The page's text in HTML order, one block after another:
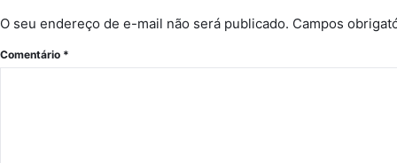
O seu endereço de e-mail não será publicado. Campos
Comentário *